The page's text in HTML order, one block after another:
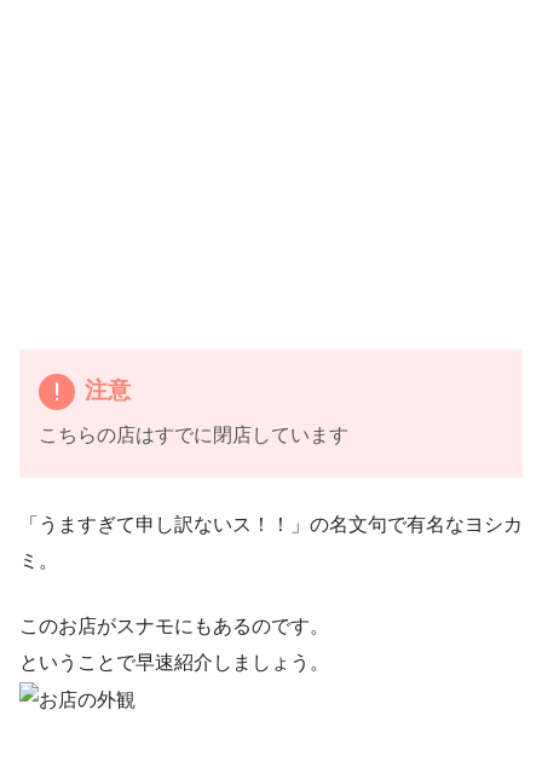
注意
こちらの店はすでに閉店しています
「うますぎて申し訳ないス！！」の名文句で有名なヨシカ
ミ。
このお店がスナモにもあるのです。
ということで早速紹介しましょう。